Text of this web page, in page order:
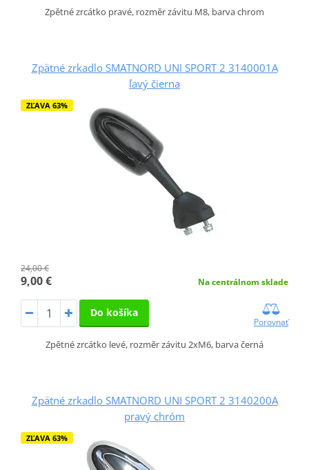
Zpětné zrcátko pravé, rozměr závitu M8, barva chrom
Zpätné zrkadlo SMATNORD UNI SPORT 2 3140001A
ľavý čierna
ZĽAVA 63%
24,00 €
9,00 € Na centrálnom sklade
Do košíka
Porovnať
Zpětné zrcátko levé, rozměr závitu 2xM6, barva černá
Zpätné zrkadlo SMATNORD UNI SPORT 2 3140200A
pravý chróm
ZĽAVA 63%